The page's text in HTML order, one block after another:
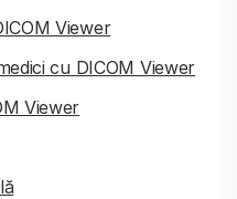
Viewer
cu DICOM Viewer
Viewer